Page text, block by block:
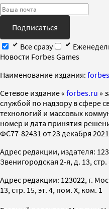
Подписаться
Все сразу
Новости Forbes Games
Наименование издания:
Cетевое издание « forbes.ru »
службой по надзору в сфере
технологий и массовых
номер и дата принятия
ФС77-82431 от 23 декабря 2021
Адрес редакции, издателя:
Звенигородская 2-я, д. 13, стр.
Адрес редакции: 123022, г.
13, стр. 15, эт. 4, пом. X, ком. 1